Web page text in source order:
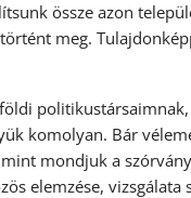
össze azon
meg.
komolyan. Bár
mondjuk a
elemzése,